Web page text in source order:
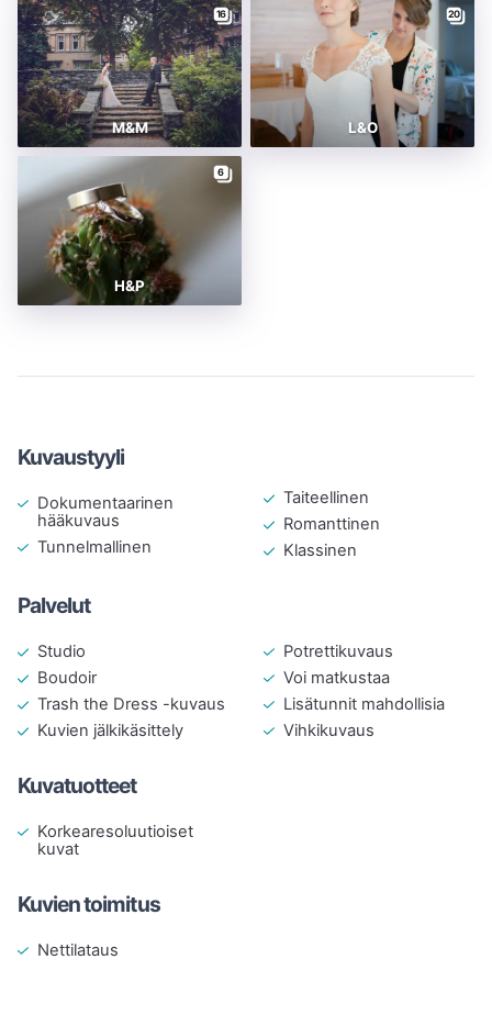
16
M&M
20
L&O
6
H&P
Kuvaustyyli
Dokumentaarinen
hääkuvaus
Tunnelmallinen
Taiteellinen
Romanttinen
Klassinen
Palvelut
Studio
Boudoir
Trash the Dress -kuvaus
Kuvien jälkikäsittely
Potrettikuvaus
Voi matkustaa
Lisätunnit mahdollisia
Vihkikuvaus
Kuvatuotteet
Korkearesoluutioiset
kuvat
Kuvien toimitus
Nettilataus